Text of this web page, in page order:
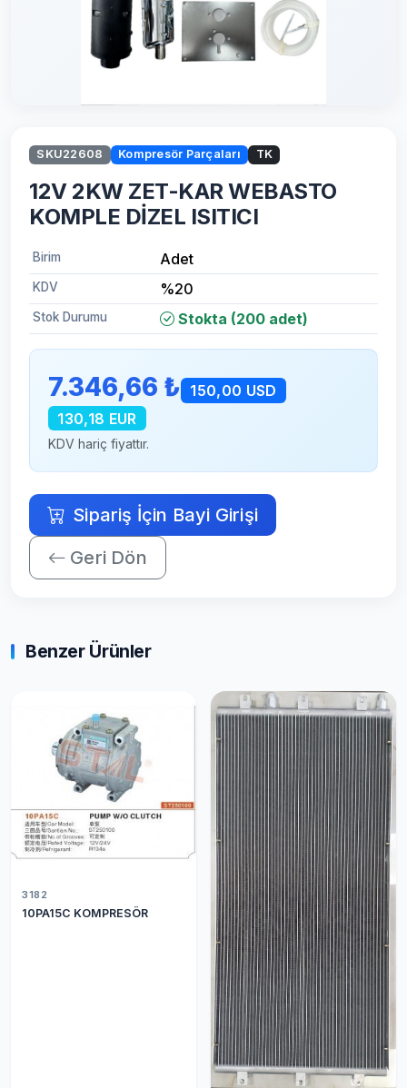
SKU22608 Kompresör Parçaları TK
12V 2KW ZET-KAR WEBASTO
KOMPLE DİZEL ISITICI
Birim Adet
KDV %20
Stok Durumu Stokta (200 adet)
7.346,66 ₺ 150,00 USD
130,18 EUR
KDV hariç fiyattır.
Sipariş İçin Bayi Girişi
Geri Dön
Benzer Ürünler
3182
10PA15C KOMPRESÖR